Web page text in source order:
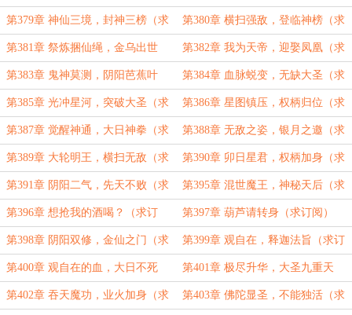
订阅） （求订阅）
第379章 神仙三境，封神三榜（求
订阅）
第380章 横扫强敌，登临神榜（求
订阅）
第381章 祭炼捆仙绳，金乌出世
（求订阅）
第382章 我为天帝，迎娶凤凰（求
订阅）
第383章 鬼神莫测，阴阳芭蕉叶
（求订阅）
第384章 血脉蜕变，无缺大圣（求
订阅）
第385章 光冲星河，突破大圣（求
订阅）
第386章 星图镇压，权柄归位（求
订阅）
第387章 觉醒神通，大日神拳（求
订阅）
第388章 无敌之姿，银月之邀（求
订阅）
第389章 大轮明王，横扫无敌（求
订阅）
第390章 卯日星君，权柄加身（求
订阅）
第391章 阴阳二气，先天不败（求
订阅）
第395章 混世魔王，神秘天后（求
订阅）
第396章 想抢我的酒喝？（求订
阅）
第397章 葫芦请转身（求订阅）
第398章 阴阳双修，金仙之门（求
订阅）
第399章 观自在，释迦法旨（求订
阅）
第400章 观自在的血，大日不死
（求订阅）
第401章 极尽升华，大圣九重天
（求订阅）
第402章 吞天魔功，业火加身（求 第403章 佛陀显圣，不能独活（求